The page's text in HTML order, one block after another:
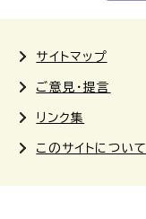
サイトマップ
ご意見・提言
リンク集
このサイトについて